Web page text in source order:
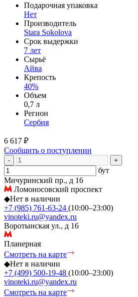
Подарочная упаковка
Нет
Производитель
Stara Sokolova
Срок выдержки
7 лет
Сырьё
Айва
Крепость
40%
Объем
0,7 л
Регион
Сербия
6 617 ₽
Сообщить о поступлении
- +
бут
Мичуринский пр., д 16
Ломоносовский проспект
◆Нет в наличии
+7 (985) 761-63-24 (10:00–23:00)
vinoteki.ru@yandex.ru
Воротынская ул., д 16
Планерная
Смотреть на карте
◆Нет в наличии
+7 (499) 500-19-48 (10:00–23:00)
vinoteki.ru@yandex.ru
Смотреть на карте